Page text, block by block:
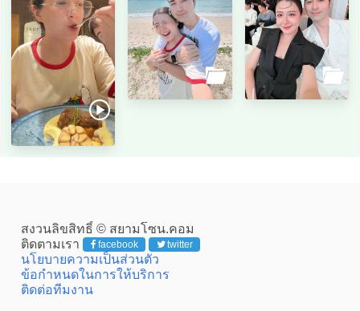
สงวนลิขสิทธิ์ © สยามโซน.คอม
ติดตามเรา
facebook twitter
นโยบายความเป็นส่วนตัว
ข้อกำหนดในการให้บริการ
ติดต่อทีมงาน